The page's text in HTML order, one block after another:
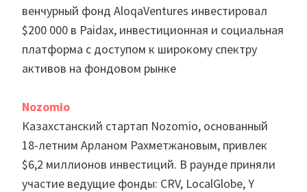
венчурный фонд AloqaVentures инвестировал
$200 000 в Paidax, инвестиционная и социальная
платформа с доступом к широкому спектру
активов на фондовом рынке
Nozomio
Казахстанский стартап Nozomio, основанный
18-летним Арланом Рахметжановым, привлек
$6,2 миллионов инвестиций. В раунде приняли
участие ведущие фонды: CRV, LocalGlobe, Y